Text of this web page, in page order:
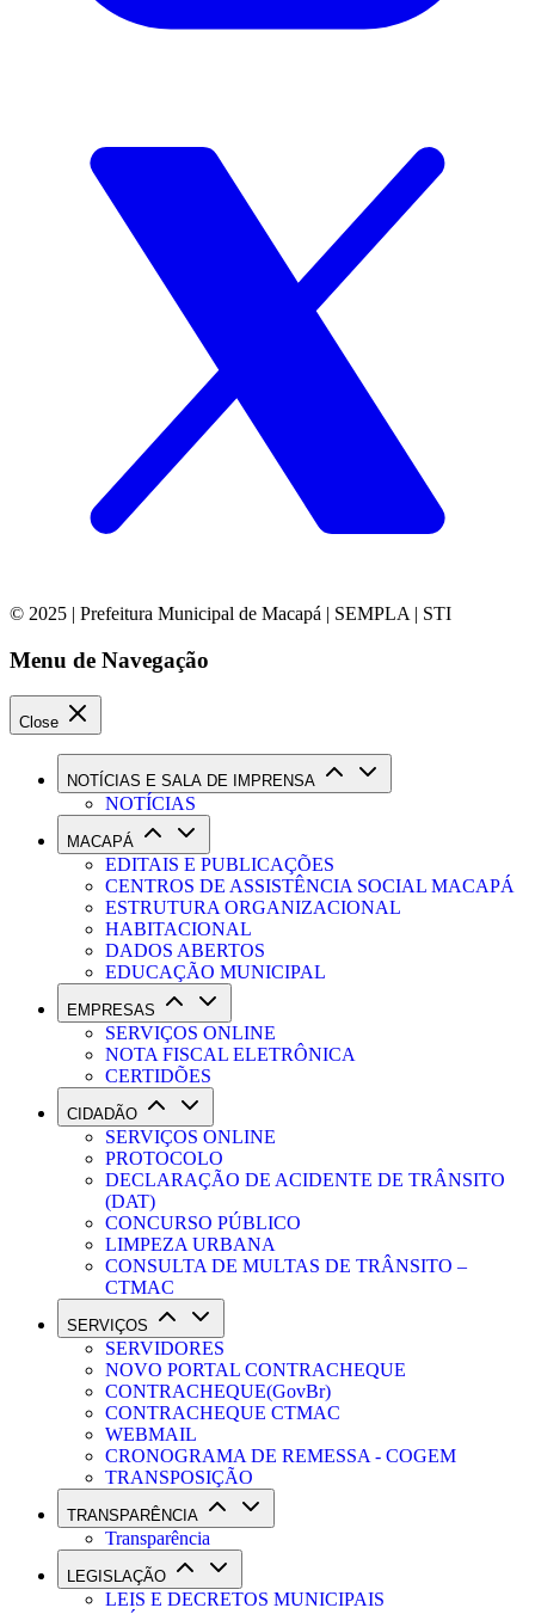
© 2025 | Prefeitura Municipal de Macapá | SEMPLA | STI
Menu de Navegação
Close
NOTÍCIAS E SALA DE IMPRENSA
NOTÍCIAS
MACAPÁ
EDITAIS E PUBLICAÇÕES
CENTROS DE ASSISTÊNCIA SOCIAL MACAPÁ
ESTRUTURA ORGANIZACIONAL
HABITACIONAL
DADOS ABERTOS
EDUCAÇÃO MUNICIPAL
EMPRESAS
SERVIÇOS ONLINE
NOTA FISCAL ELETRÔNICA
CERTIDÕES
CIDADÃO
SERVIÇOS ONLINE
PROTOCOLO
DECLARAÇÃO DE ACIDENTE DE TRÂNSITO
(DAT)
CONCURSO PÚBLICO
LIMPEZA URBANA
CONSULTA DE MULTAS DE TRÂNSITO –
CTMAC
SERVIÇOS
SERVIDORES
NOVO PORTAL CONTRACHEQUE
CONTRACHEQUE(GovBr)
CONTRACHEQUE CTMAC
WEBMAIL
CRONOGRAMA DE REMESSA - COGEM
TRANSPOSIÇÃO
TRANSPARÊNCIA
Transparência
LEGISLAÇÃO
LEIS E DECRETOS MUNICIPAIS